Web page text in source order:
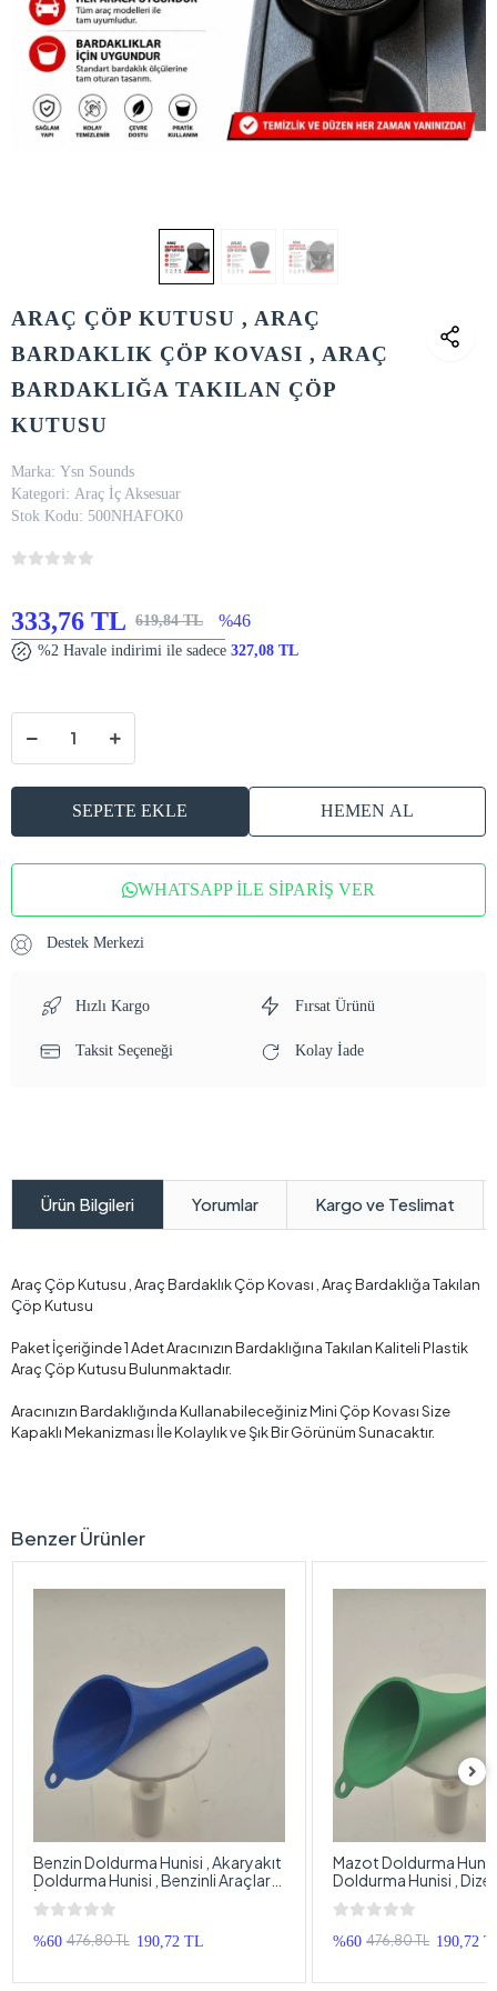
ARAÇ ÇÖP KUTUSU , ARAÇ
BARDAKLIK ÇÖP KOVASI , ARAÇ
BARDAKLIĞA TAKILAN ÇÖP
KUTUSU
Marka: Ysn Sounds
Kategori: Araç İç Aksesuar
Stok Kodu: 500NHAFOK0
333,76 TL 619,84 TL %46
%2 Havale indirimi ile sadece 327,08 TL
SEPETE EKLE HEMEN AL
WHATSAPP İLE SİPARİŞ VER
Destek Merkezi
Hızlı Kargo Fırsat Ürünü
Taksit Seçeneği Kolay İade
Ürün Bilgileri Yorumlar Kargo ve Teslimat
Araç Çöp Kutusu , Araç Bardaklık Çöp Kovası , Araç Bardaklığa Takılan
Çöp Kutusu
Paket İçeriğinde 1 Adet Aracınızın Bardaklığına Takılan Kaliteli Plastik
Araç Çöp Kutusu Bulunmaktadır.
Aracınızın Bardaklığında Kullanabileceğiniz Mini Çöp Kovası Size
Kapaklı Mekanizması İle Kolaylık ve Şık Bir Görünüm Sunacaktır.
Benzer Ürünler
Benzin Doldurma Hunisi , Akaryakıt
Doldurma Hunisi , Benzinli Araçlar
İçin Benzin Aktarma Hunisi
%60 476,80 TL 190,72 TL
Mazot Doldurma
Doldurma Hunisi ,
Mazot Aktarma Hunisi
%60 476,80 TL 190,72